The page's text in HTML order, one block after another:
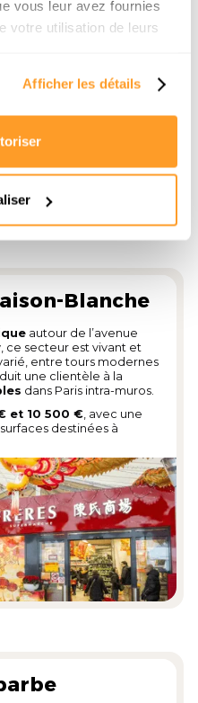
vous leur avez fournies
votre utilisation de leurs
Afficher les détails
et 11 200 €, les biens
Blanche
autour de l’avenue
ce secteur est vivant et
entre tours modernes
une clientèle à la
dans Paris intra-muros.
et 10 500 € , avec une
destinées à